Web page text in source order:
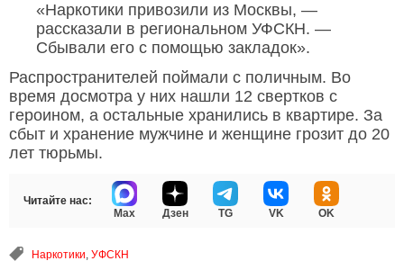
«Наркотики привозили из Москвы, —
рассказали в региональном УФСКН. —
Сбывали его с помощью закладок».
Распространителей поймали с поличным. Во
время досмотра у них нашли 12 свертков с
героином, а остальные хранились в квартире. За
сбыт и хранение мужчине и женщине грозит до 20
лет тюрьмы.
Читайте нас:
Max
Дзен TG VK OK
Наркотики, УФСКН